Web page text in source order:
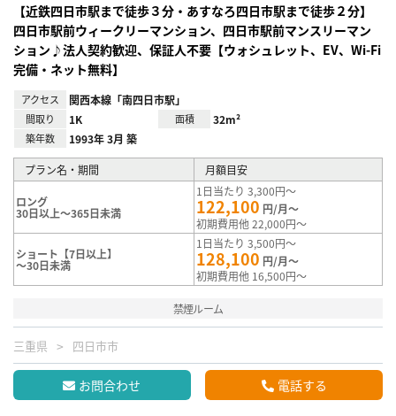
【近鉄四日市駅まで徒歩３分・あすなろ四日市駅まで徒歩２分】
四日市駅前ウィークリーマンション、四日市駅前マンスリーマン
ション♪法人契約歓迎、保証人不要【ウォシュレット、EV、Wi-Fi
完備・ネット無料】
アクセス 関西本線「南四日市駅」
間取り 1K 面積 32m²
築年数 1993年 3月 築
プラン名・期間 月額目安
ロング
30日以上～365日未満
1日当たり 3,300円～
122,100 円/月～
初期費用他 22,000円～
ショート【7日以上】
～30日未満
1日当たり 3,500円～
128,100 円/月～
初期費用他 16,500円～
禁煙ルーム
三重県 四日市市
お問合わせ 電話する